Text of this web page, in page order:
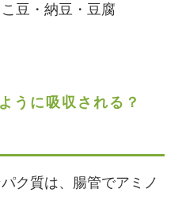
豆・納豆・豆腐
うに吸収される？
ク質は、腸管でアミノ